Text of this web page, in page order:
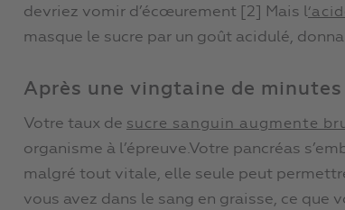
devriez vomir d’écœurement [2] Mais l
masque le sucre par un goût acidulé,
Après une vingtaine de minutes
Votre taux de sucre sanguin augmente
organisme à l’épreuve.Votre pancréas
malgré tout vitale, elle seule peut
vous avez dans le sang en graisse, ce que